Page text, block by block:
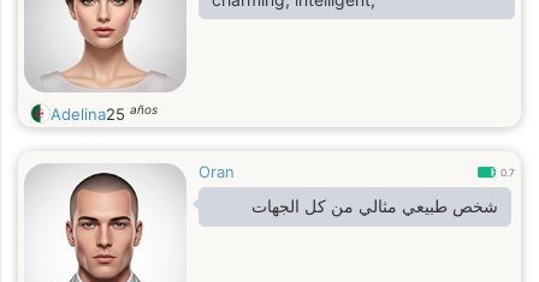
Adelina25 años
Oran 0.7
شخص طبيعي مثالي من كل الجهات